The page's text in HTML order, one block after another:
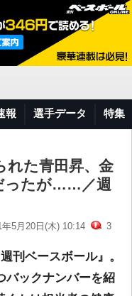
報 選手データ 特集
れた青田昇、金
ったが……／週
年5月20日(木) 10:14 3
刊ベースボール』。
バックナンバーを紹